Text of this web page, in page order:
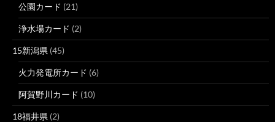
公園カード (21)
浄水場カード (2)
15新潟県 (45)
火力発電所カード (6)
阿賀野川カード (10)
18福井県 (2)